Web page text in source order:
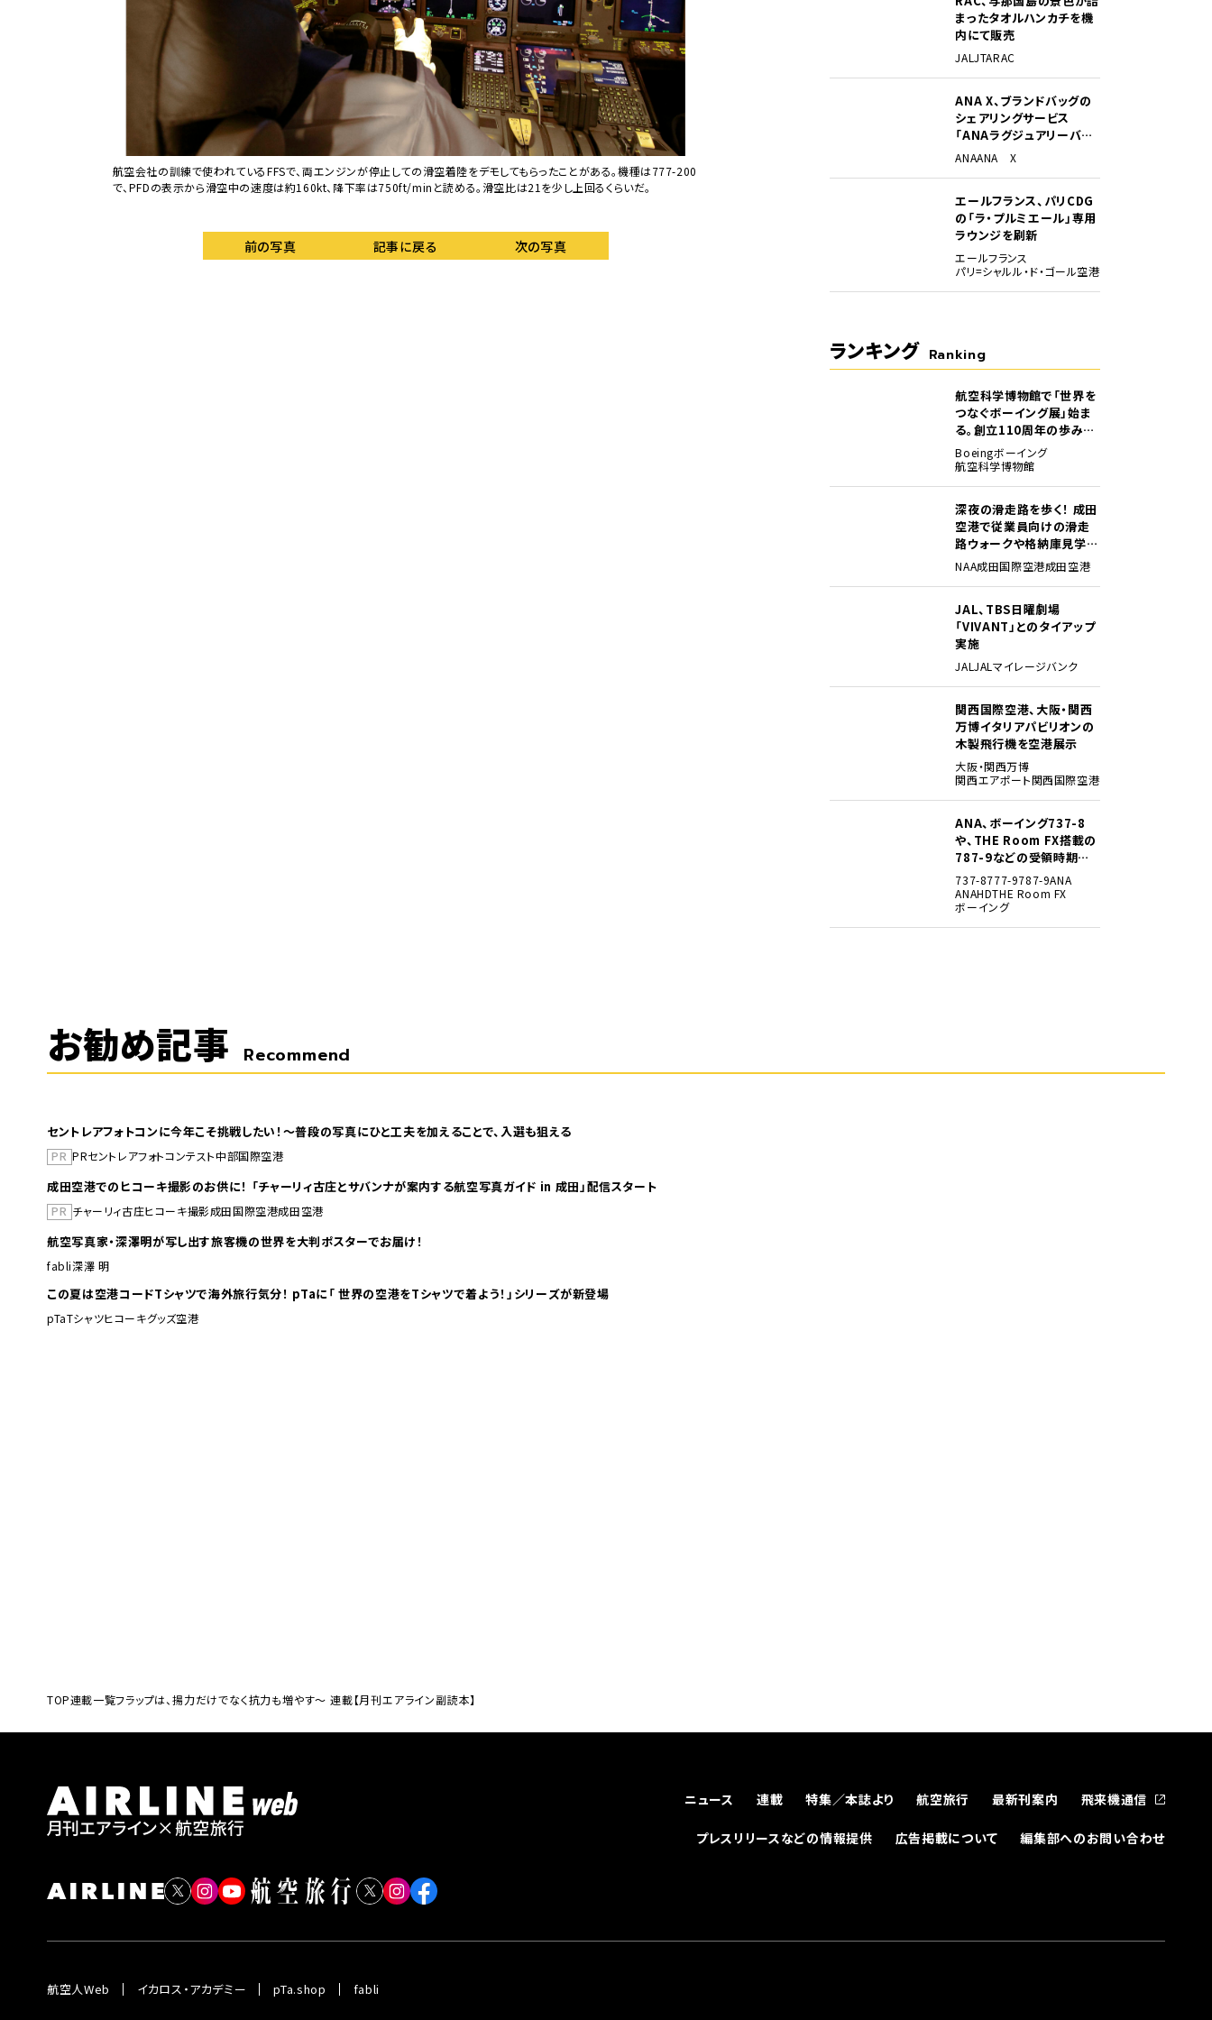
航空会社の訓練で使われているFFSで、両エンジンが停止しての滑空着陸をデモしてもらったことがある。機種は777-200
で、PFDの表示から滑空中の速度は約160kt、降下率は750ft/minと読める。滑空比は21を少し上回るくらいだ。
前の写真 記事に戻る 次の写真
まったタオルハンカチを機
内にて販売
JALJTARAC
ANA X、ブランドバッグの
シェアリングサービス
「ANAラグジュアリーバッ
グ」開始
ANAANA X
エールフランス、パリCDG
の「ラ・プルミエール」専用
ラウンジを刷新
エールフランス
パリ=シャルル・ド・ゴール空港
ランキング Ranking
航空科学博物館で「世界を
つなぐボーイング展」始ま
る。創立110周年の歩みを
貴重な資料でたどる
Boeingボーイング
航空科学博物館
深夜の滑走路を歩く！ 成田
空港で従業員向けの滑走
路ウォークや格納庫見学イ
ベントを初開催
NAA成田国際空港成田空港
JAL、TBS日曜劇場
「VIVANT」とのタイアップ
実施
JALJALマイレージバンク
関西国際空港、大阪・関西
万博イタリアパビリオンの
木製飛行機を空港展示
大阪・関西万博
関西エアポート関西国際空港
ANA、ボーイング737-8
や、THE Room FX搭載の
787-9などの受領時期見
込みを明らかに
737-8777-9787-9ANA
ANAHDTHE Room FX
ボーイング
お勧め記事 Recommend
セントレアフォトコンに今年こそ挑戦したい！～普段の写真にひと工夫を加えることで、入選も狙える
PR PRセントレアフォトコンテスト中部国際空港
成田空港でのヒコーキ撮影のお供に！ 「チャーリィ古庄とサバンナが案内する航空写真ガイド in 成田」配信スタート
PR チャーリィ古庄ヒコーキ撮影成田国際空港成田空港
航空写真家・深澤明が写し出す旅客機の世界を大判ポスターでお届け！
fabli深澤 明
この夏は空港コードTシャツで海外旅行気分！ pTaに「 世界の空港をTシャツで着よう！」シリーズが新登場
pTaTシャツヒコーキグッズ空港
TOP連載一覧フラップは、揚力だけでなく抗力も増やす～ 連載【月刊エアライン副読本】
ニュース 連載 特集／本誌より 航空旅行 最新刊案内 飛来機通信
プレスリリースなどの情報提供 広告掲載について 編集部へのお問い合わせ
航空人Web イカロス・アカデミー pTa.shop fabli